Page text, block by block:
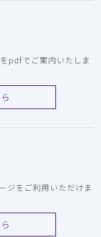
pdfでご案内いたしま
ジをご利用いただけま